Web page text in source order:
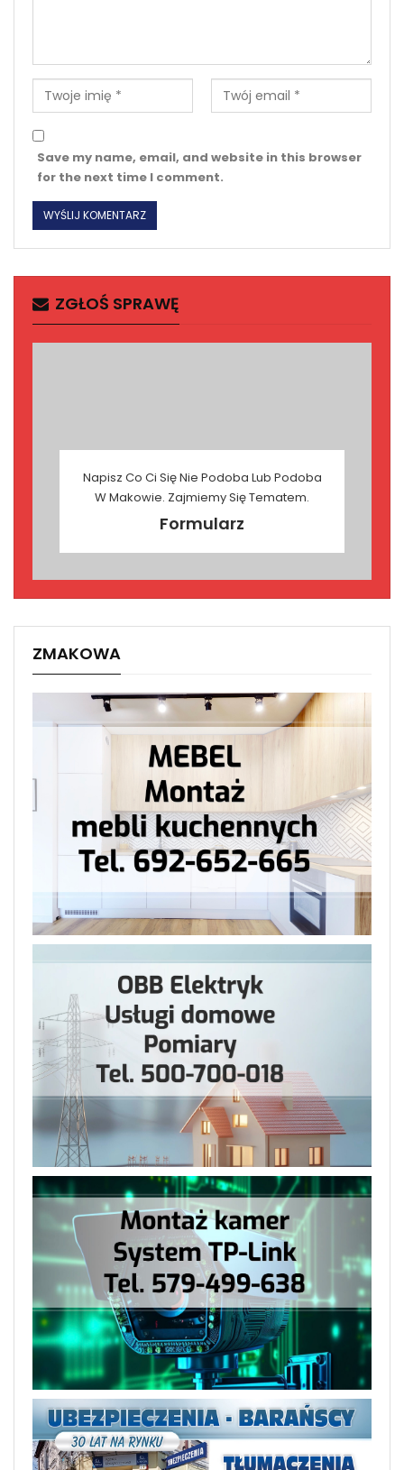
Save my name, email, and website in this browser
for the next time I comment.
ZGŁOŚ SPRAWĘ
Napisz Co Ci Się Nie Podoba Lub Podoba
W Makowie. Zajmiemy Się Tematem.
Formularz
ZMAKOWA